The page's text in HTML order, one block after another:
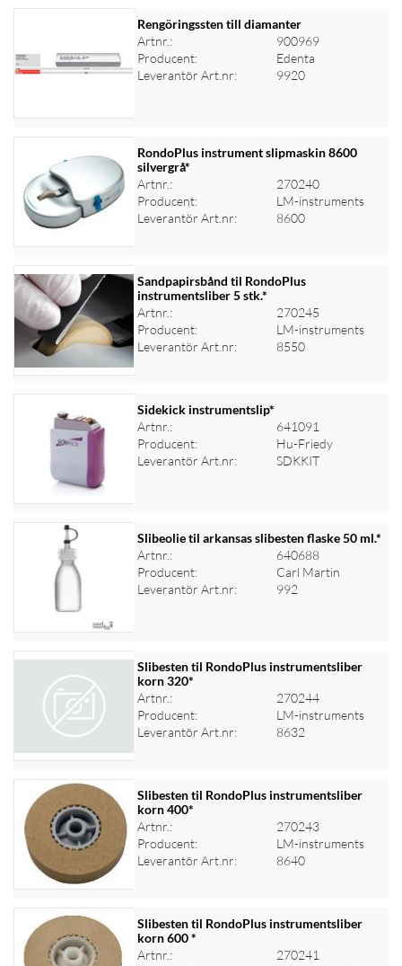
Logga in för priser
Rengöringssten till diamanter
Artnr.:
900969
Producent:
Edenta
Leverantör Art.nr:
9920
Logga in för priser
RondoPlus instrument slipmaskin 8600
silvergrå*
Artnr.:
270240
Producent:
LM-instruments
Leverantör Art.nr:
8600
Logga in för priser
Sandpapirsbånd til RondoPlus
instrumentsliber 5 stk.*
Artnr.:
270245
Producent:
LM-instruments
Leverantör Art.nr:
8550
Logga in för priser
Sidekick instrumentslip*
Artnr.:
641091
Producent:
Hu-Friedy
Leverantör Art.nr:
SDKKIT
Logga in för priser
Slibeolie til arkansas slibesten flaske 50 ml.*
Artnr.:
640688
Producent:
Carl Martin
Leverantör Art.nr:
992
Logga in för priser
Slibesten til RondoPlus instrumentsliber
korn 320*
Artnr.:
270244
Producent:
LM-instruments
Leverantör Art.nr:
8632
Logga in för priser
Slibesten til RondoPlus instrumentsliber
korn 400*
Artnr.:
270243
Producent:
LM-instruments
Leverantör Art.nr:
8640
Slibesten til RondoPlus instrumentsliber
korn 600 *
Artnr.:
270241